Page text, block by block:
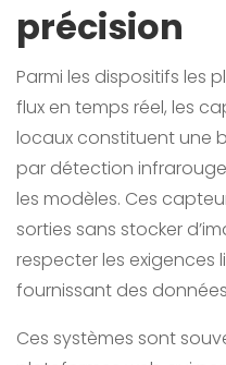
précision
Parmi les dispositifs les
flux en temps réel, les
locaux constituent une
par détection
les modèles. Ces
sorties sans stocker
respecter les exigences
fournissant des
Ces systèmes sont